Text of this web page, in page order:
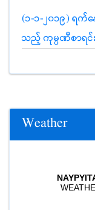
(၁-၁-၂၀၁၉) ရ
သည့် ကုမ္ပဏီစာရင်း
Weather